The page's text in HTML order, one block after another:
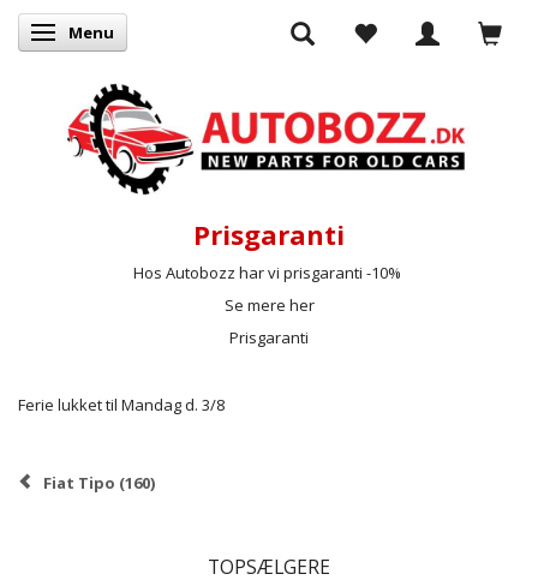
Skifte navigation
Menu
Prisgaranti
Hos Autobozz har vi prisgaranti -10%
Se mere her
Prisgaranti
Ferie lukket til Mandag d. 3/8
Fiat Tipo (160)
TOPSÆLGERE